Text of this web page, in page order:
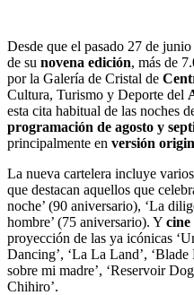
Desde que el pasado 27 de junio
de su novena edición, más de
por la Galería de Cristal de
Cultura, Turismo y Deporte del
esta cita habitual de las noches
programación de agosto y
principalmente en versión
La nueva cartelera incluye varios
que destacan aquellos que
noche’ (90 aniversario), ‘La
hombre’ (75 aniversario). Y cine
proyección de las ya icónicas
Dancing’, ‘La La Land’, ‘Blade
sobre mi madre’, ‘Reservoir
Chihiro’.